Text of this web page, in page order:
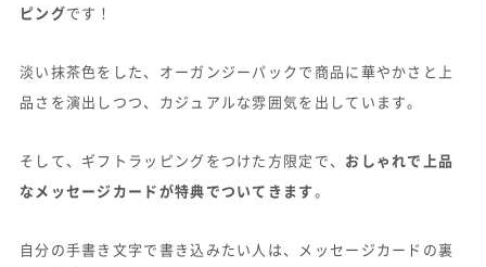
ピングです！
淡い抹茶色をした、オーガンジーパックで商品に華やかさと上
品さを演出しつつ、カジュアルな雰囲気を出しています。
そして、ギフトラッピングをつけた方限定で、 おしゃれで上品
なメッセージカードが特典でついてきます。
自分の手書き文字で書き込みたい人は、メッセージカードの裏